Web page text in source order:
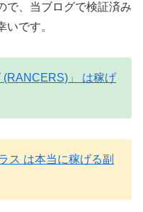
で、当ブログで検証済み
です。
(RANCERS)」 は稼げ
ス は本当に稼げる副